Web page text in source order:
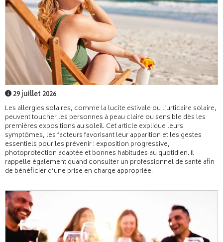
29 juillet 2026
Les allergies solaires, comme la lucite estivale ou l’urticaire solaire,
peuvent toucher les personnes à peau claire ou sensible dès les
premières expositions au soleil. Cet article explique leurs
symptômes, les facteurs favorisant leur apparition et les gestes
essentiels pour les prévenir : exposition progressive,
photoprotection adaptée et bonnes habitudes au quotidien. Il
rappelle également quand consulter un professionnel de santé afin
de bénéficier d’une prise en charge appropriée.